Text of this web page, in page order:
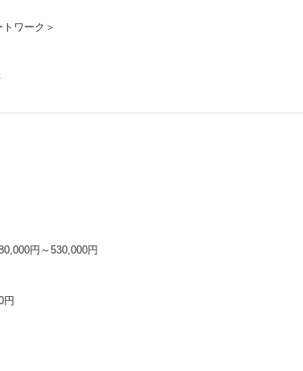
ワーク＞
円～530,000円
円